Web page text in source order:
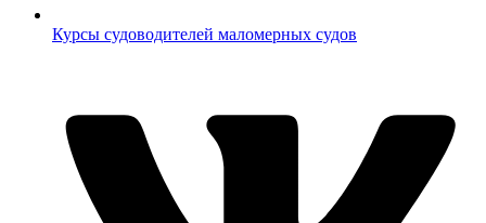
Курсы судоводителей маломерных судов